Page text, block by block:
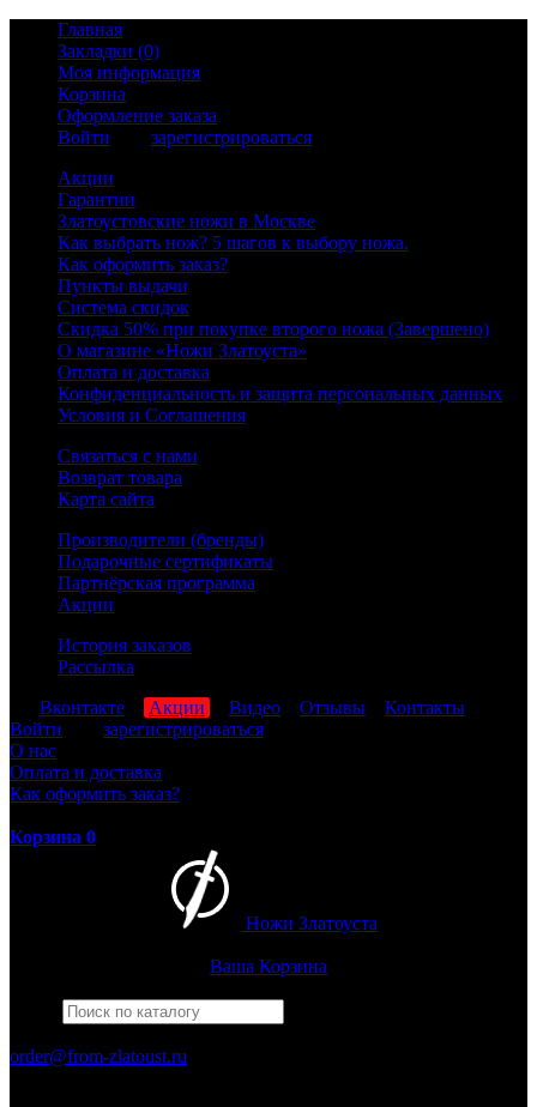
Главная
Закладки (0)
Моя информация
Корзина
Оформление заказа
Войти
зарегистрироваться
Акции
Гарантии
Златоустовские ножи в Москве
Как выбрать нож? 5 шагов к выбору ножа.
Как оформить заказ?
Пункты выдачи
Система скидок
Скидка 50% при покупке второго ножа (Завершено)
О магазине «Ножи Златоуста»
Оплата и доставка
Конфиденциальность и защита персональных данных
Условия и Соглашения
Связаться с нами
Возврат товара
Карта сайта
Производители (бренды)
Подарочные сертификаты
Партнёрская программа
Акции
История заказов
Рассылка
Вконтакте Акции Видео Отзывы
Контакты
Войти
зарегистрироваться
О нас
Оплата и доставка
Как оформить заказ?
Корзина 0
Ножи Златоуста
Ваша Корзина
order@from-zlatoust.ru